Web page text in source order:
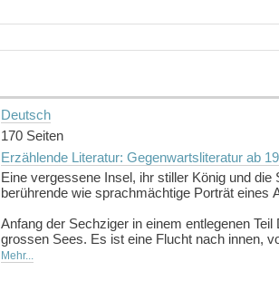
Deutsch
170 Seiten
Erzählende Literatur: Gegenwartsliteratur ab
Eine vergessene Insel, ihr stiller König und
berührende wie sprachmächtige Porträt eines
Anfang der Sechziger in einem entlegenen
grossen Sees. Es ist eine Flucht nach innen,
Zuhause findet. Und noch so viel mehr. Denn
Mehr...